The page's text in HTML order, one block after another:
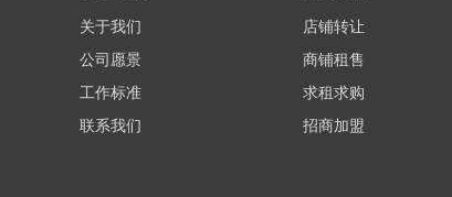
关于我们
公司愿景
工作标准
联系我们
店铺转让
商铺租售
求租求购
招商加盟